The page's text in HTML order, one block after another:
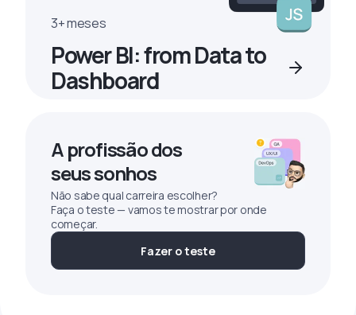
3+ meses
Power BI: from Data to
Dashboard
A profissão dos
seus sonhos
Não sabe qual carreira escolher?
Faça o teste — vamos te mostrar por onde
começar.
Fazer o teste